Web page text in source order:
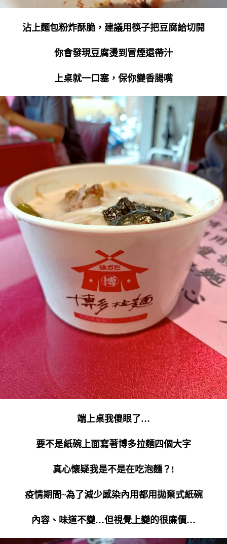
沾上麵包粉炸酥脆，建議用筷子把豆腐給切開
你會發現豆腐燙到冒煙還帶汁
上桌就一口塞，保你變香腸嘴
端上桌我傻眼了…
要不是紙碗上面寫著博多拉麵四個大字
真心懷疑我是不是在吃泡麵？!
疫情期間~為了減少感染內用都用拋棄式紙碗
內容、味道不變…但視覺上變的很廉價…